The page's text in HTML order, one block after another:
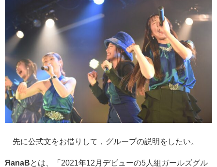
先に公式文をお借りして，グループの説明をしたい。
ЯanaB とは、「2021年12月デビューの5人組ガールズグル